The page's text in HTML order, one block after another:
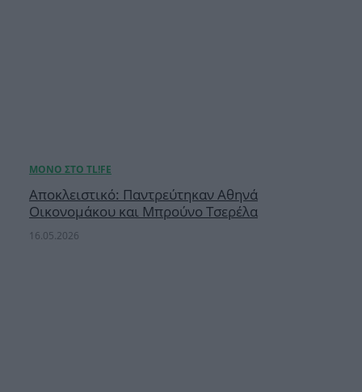
Αποκλειστικό: Παντρεύτηκαν Αθηνά
Οικονομάκου και Μπρούνο Τσερέλα
16.05.2026